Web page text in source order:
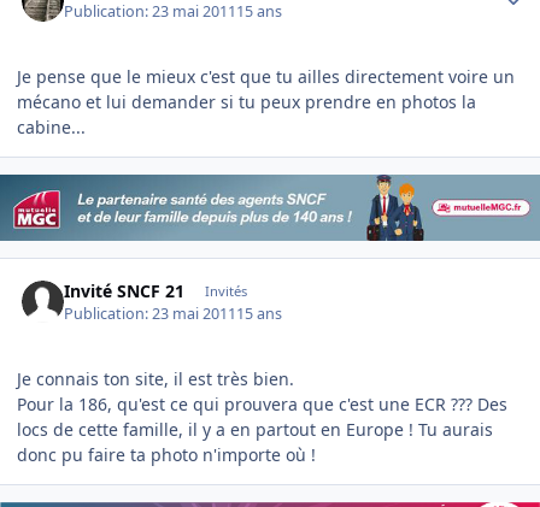
Publication:23 mai 201115 ans
Je pense que le mieux c'est que tu ailles directement voire un
mécano et lui demander si tu peux prendre en photos la
cabine...
Invité SNCF 21 Invités
Publication:23 mai 201115 ans
Je connais ton site, il est très bien.
Pour la 186, qu'est ce qui prouvera que c'est une ECR ??? Des
locs de cette famille, il y a en partout en Europe ! Tu aurais
donc pu faire ta photo n'importe où !